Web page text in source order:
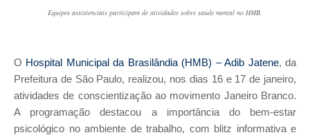
Equipes assistenciais participam de atividades sobre saúde mental no HMB.
O Hospital Municipal da Brasilândia (HMB) – Adib Jatene, da
Prefeitura de São Paulo, realizou, nos dias 16 e 17 de janeiro,
atividades de conscientização ao movimento Janeiro Branco.
A programação destacou a importância do bem-estar
psicológico no ambiente de trabalho, com blitz informativa e